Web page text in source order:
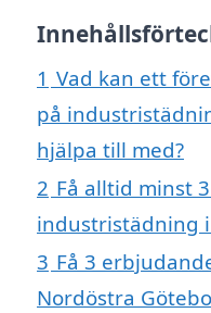
1 Vad kan ett
på
hjälpa till med?
2 Få alltid minst
industristädning
3 Få 3
Nordöstra